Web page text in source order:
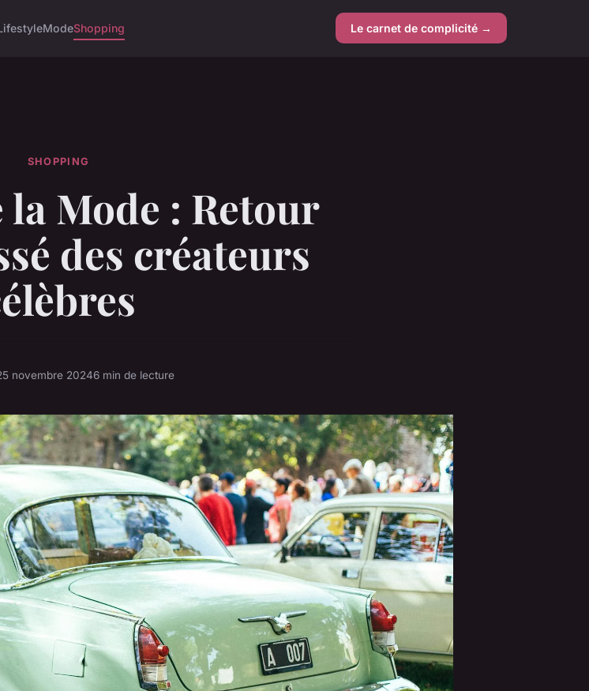
ModeShopping Le carnet de complicité →
SHOPPING
Mode : Retour
des créateurs
novembre 20246 min de lecture